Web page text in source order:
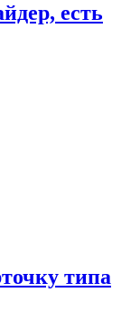
есть
типа